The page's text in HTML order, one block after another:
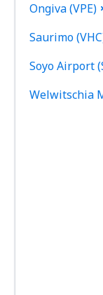
Ongiva (VPE)
Saurimo
Soyo Airport
Welwitschia